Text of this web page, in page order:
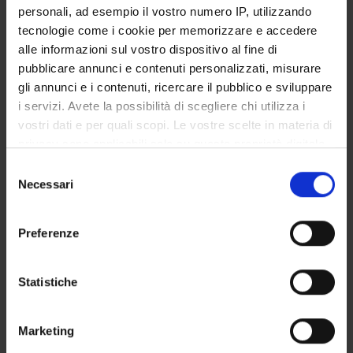
personali, ad esempio il vostro numero IP, utilizzando
tecnologie come i cookie per memorizzare e accedere
alle informazioni sul vostro dispositivo al fine di
pubblicare annunci e contenuti personalizzati, misurare
gli annunci e i contenuti, ricercare il pubblico e sviluppare
i servizi. Avete la possibilità di scegliere chi utilizza i
vostri dati e per quali scopi. Le vostre scelte in materia di
modificare o revocare il proprio consenso in qualsiasi
momento dalla Dichiarazione sui cookie o facendo clic
raccogliere informazioni sulla tua posizione
geografica, con un'approssimazione di qualche
Identificare il tuo dispositivo, scansionandolo
delNecessari
Preferenze
Statistiche
Marketing
Ciavatti Nicola
Dottorando
Colombari Elisabetta
Ricercatore a tempo determinato
Della Libera Chiara
Professore associato
Leiros Costa Thiago